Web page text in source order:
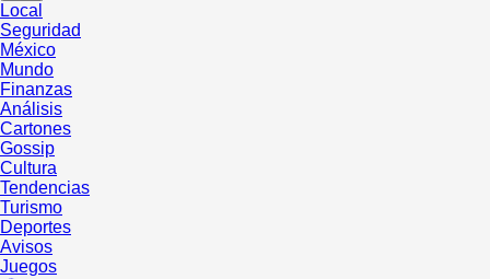
Local
Seguridad
México
Mundo
Finanzas
Análisis
Cartones
Gossip
Cultura
Tendencias
Turismo
Deportes
Avisos
Juegos